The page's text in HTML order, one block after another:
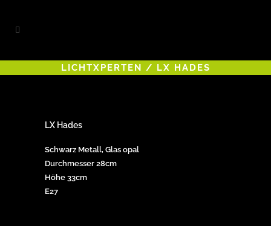
LICHTXPERTEN / LX HADES
LX Hades
Schwarz Metall, Glas opal
Durchmesser 28cm
Höhe 33cm
E27